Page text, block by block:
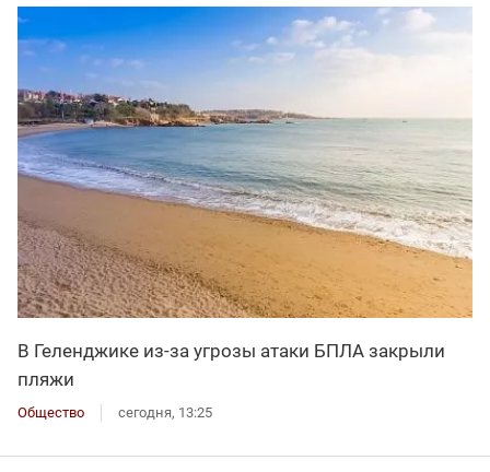
В Геленджике из-за угрозы атаки БПЛА закрыли
пляжи
Общество сегодня, 13:25